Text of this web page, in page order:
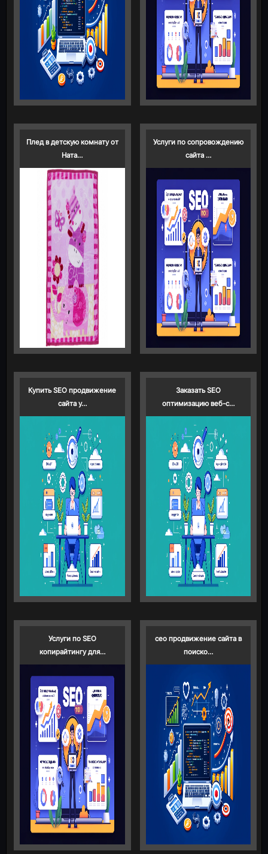
Плед в детскую комнату от
Ната…
Услуги по сопровождению
сайта …
Купить SEO продвижение
сайта у…
Заказать SEO
оптимизацию веб-с…
Услуги по SEO
копирайтингу для…
сео продвижение сайта в
поиско…